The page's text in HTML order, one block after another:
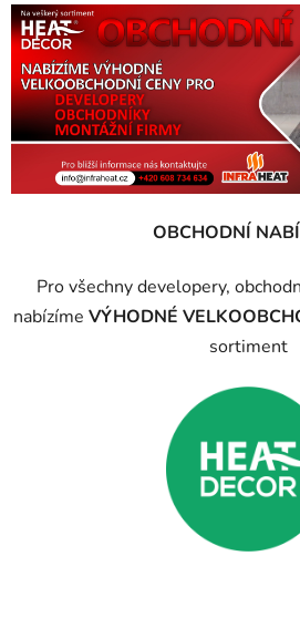
OBCHODNÍ
Pro všechny developery,
nabízíme VÝHODNÉ
sortiment